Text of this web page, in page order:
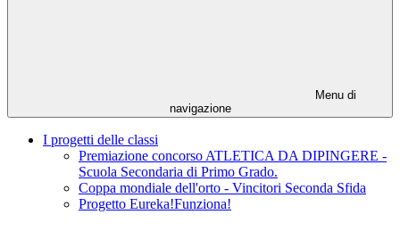
Menu di
navigazione
I progetti delle classi
Premiazione concorso ATLETICA DA DIPINGERE -
Scuola Secondaria di Primo Grado.
Coppa mondiale dell'orto - Vincitori Seconda Sfida
Progetto Eureka!Funziona!